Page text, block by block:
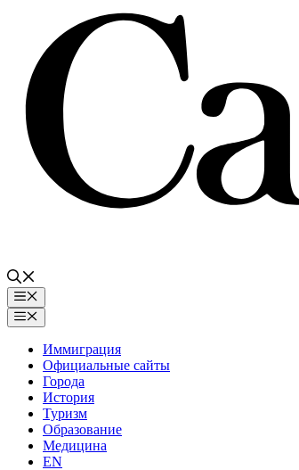
содержимому
Меню
Меню
Иммиграция
Официальные сайты
Города
История
Туризм
Образование
Медицина
EN